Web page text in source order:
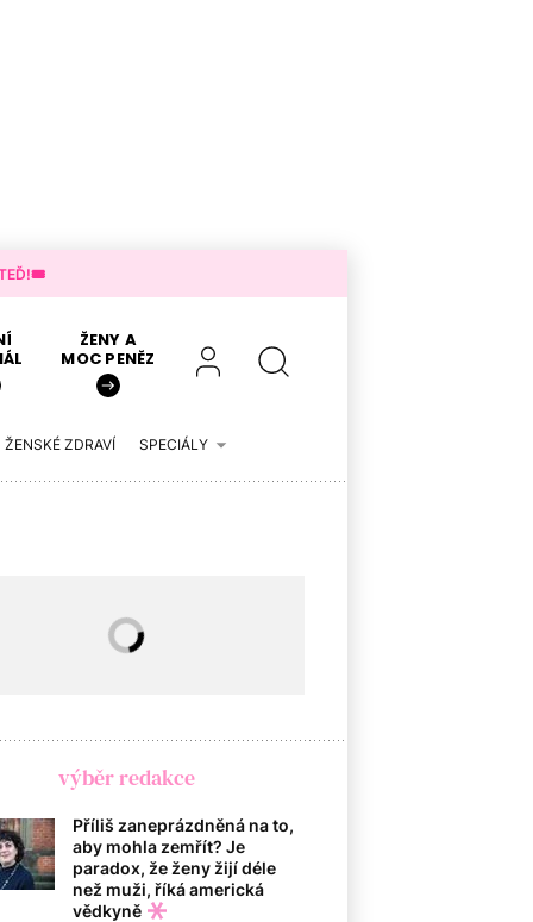
TEĎ!🎟️
ŽENY A
MOC PENĚZ
ŽENSKÉ ZDRAVÍ SPECIÁLY
výběr redakce
Příliš zaneprázdněná na to,
aby mohla zemřít? Je
paradox, že ženy žijí déle
než muži, říká americká
vědkyně